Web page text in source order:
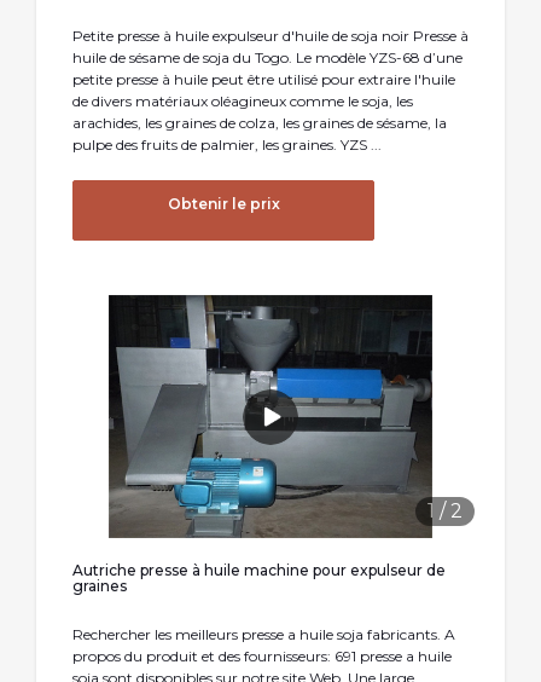
Petite presse à huile expulseur d'huile de soja noir Presse à
huile de sésame de soja du Togo. Le modèle YZS-68 d’une
petite presse à huile peut être utilisé pour extraire l'huile
de divers matériaux oléagineux comme le soja, les
arachides, les graines de colza, les graines de sésame, la
pulpe des fruits de palmier, les graines. YZS ...
Obtenir le prix
1 / 2
Autriche presse à huile machine pour expulseur de
graines
Rechercher les meilleurs presse a huile soja fabricants. A
propos du produit et des fournisseurs: 691 presse a huile
soja sont disponibles sur notre site Web. Une large